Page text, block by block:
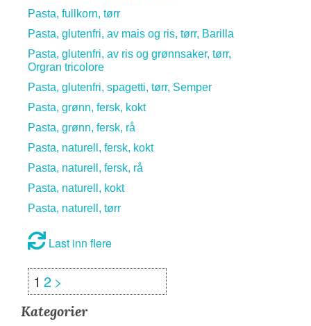
Pasta, fullkorn, tørr
Pasta, glutenfri, av mais og ris, tørr, Barilla
Pasta, glutenfri, av ris og grønnsaker, tørr,
Orgran tricolore
Pasta, glutenfri, spagetti, tørr, Semper
Pasta, grønn, fersk, kokt
Pasta, grønn, fersk, rå
Pasta, naturell, fersk, kokt
Pasta, naturell, fersk, rå
Pasta, naturell, kokt
Pasta, naturell, tørr
Last inn flere
1 2 >
Kategorier